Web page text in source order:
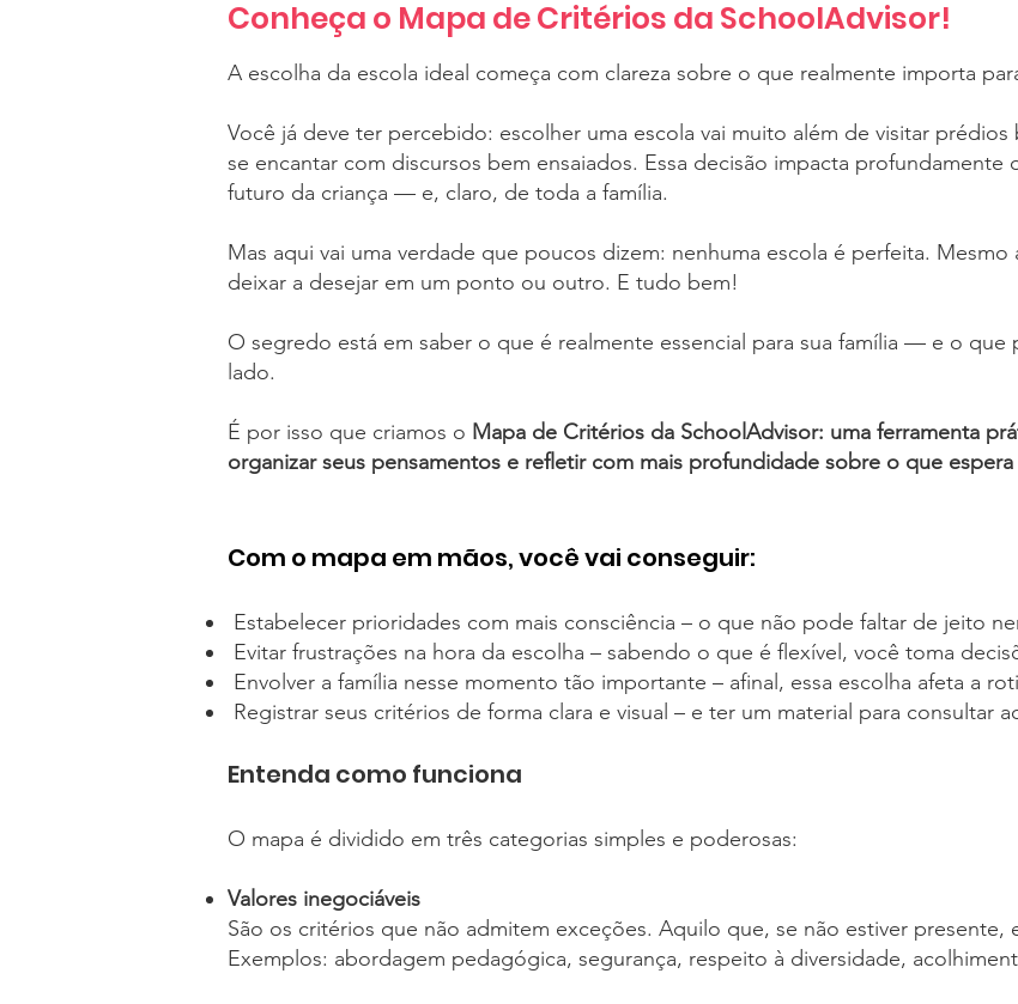
Conheça o Mapa de Critérios da SchoolAdvisor!
A escolha da escola ideal começa com clareza sobre o que realmente importa
Você já deve ter percebido: escolher uma escola vai muito além de visitar
se encantar com discursos bem ensaiados. Essa decisão impacta
futuro da criança — e, claro, de toda a família.
Mas aqui vai uma verdade que poucos dizem: nenhuma escola é perfeita.
deixar a desejar em um ponto ou outro. E tudo bem!
O segredo está em saber o que é realmente essencial para sua família — e o
lado.
É por isso que criamos o Mapa de Critérios da SchoolAdvisor: uma ferramenta
organizar seus pensamentos e refletir com mais profundidade sobre o que
Com o mapa em mãos, você vai conseguir:
Estabelecer prioridades com mais consciência – o que não pode faltar de jeito
Evitar frustrações na hora da escolha – sabendo o que é flexível, você toma
Envolver a família nesse momento tão importante – afinal, essa escolha afeta a
Registrar seus critérios de forma clara e visual – e ter um material para consultar
Entenda como funciona
O mapa é dividido em três categorias simples e poderosas:
Valores inegociáveis
São os critérios que não admitem exceções. Aquilo que, se não estiver presente,
Exemplos: abordagem pedagógica, segurança, respeito à diversidade,